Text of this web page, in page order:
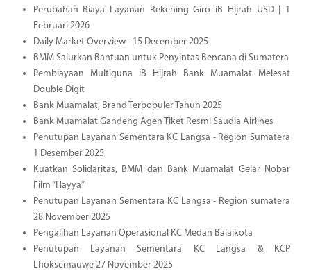
Perubahan Biaya Layanan Rekening Giro iB Hijrah USD | 1
Februari 2026
Daily Market Overview - 15 December 2025
BMM Salurkan Bantuan untuk Penyintas Bencana di Sumatera
Pembiayaan Multiguna iB Hijrah Bank Muamalat Melesat
Double Digit
Bank Muamalat, Brand Terpopuler Tahun 2025
Bank Muamalat Gandeng Agen Tiket Resmi Saudia Airlines
Penutupan Layanan Sementara KC Langsa - Region Sumatera
1 Desember 2025
Kuatkan Solidaritas, BMM dan Bank Muamalat Gelar Nobar
Film “Hayya”
Penutupan Layanan Sementara KC Langsa - Region sumatera
28 November 2025
Pengalihan Layanan Operasional KC Medan Balaikota
Penutupan Layanan Sementara KC Langsa & KCP
Lhoksemauwe 27 November 2025